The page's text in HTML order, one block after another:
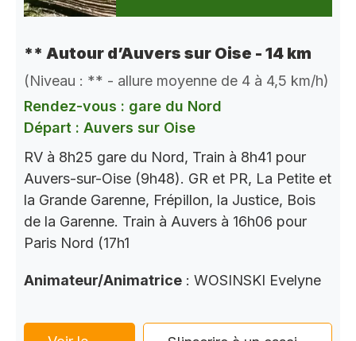
** Autour d’Auvers sur Oise - 14 km
(Niveau : ** - allure moyenne de 4 à 4,5 km/h)
Rendez-vous : gare du Nord
Départ : Auvers sur Oise
RV à 8h25 gare du Nord, Train à 8h41 pour
Auvers-sur-Oise (9h48). GR et PR, La Petite et
la Grande Garenne, Frépillon, la Justice, Bois
de la Garenne. Train à Auvers à 16h06 pour
Paris Nord (17h1
Animateur/Animatrice : WOSINSKI Evelyne